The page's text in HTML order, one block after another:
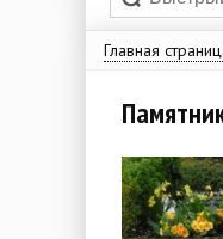
Главная